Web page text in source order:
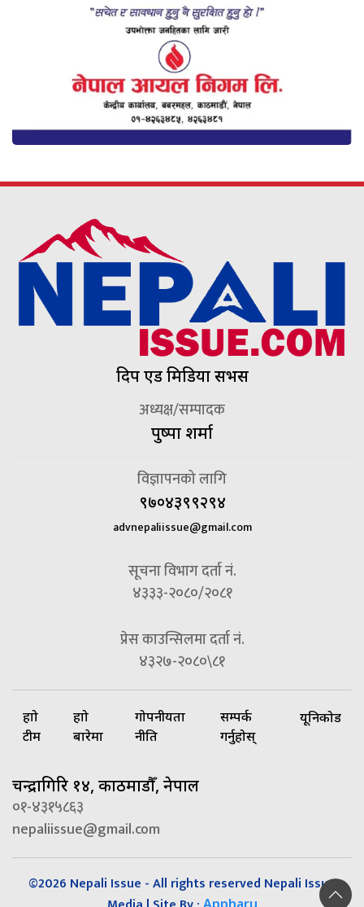
दिप एड मिडिया सर्भिस
अध्यक्ष/सम्पादक
पुष्पा शर्मा
विज्ञापनको लागि
९७०४३९९२९४
advnepaliissue@gmail.com
सूचना विभाग दर्ता नं.
४३३३-२०८०/२०८१
प्रेस काउन्सिलमा दर्ता नं.
४३२७-२०८०\८१
हाम्रो
टीम
हाम्रो
बारेमा
गोपनीयता
नीति
सम्पर्क
गर्नुहोस्
यूनिकोड
चन्द्रागिरि १४, काठमाडौँ, नेपाल
०१-४३१५८६३
nepaliissue@gmail.com
©2026 Nepali Issue - All rights reserved Nepali Issue